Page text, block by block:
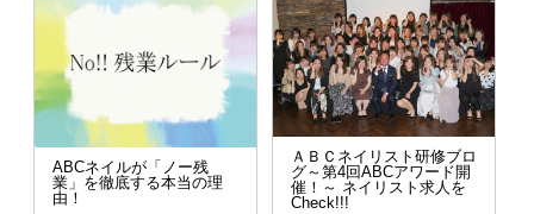
ABCネイルが「ノー残
業」を徹底する本当の理
由！
ＡＢＣネイリスト研修ブロ
グ～第4回ABCアワード開
催！～ ネイリスト求人を
Check!!!